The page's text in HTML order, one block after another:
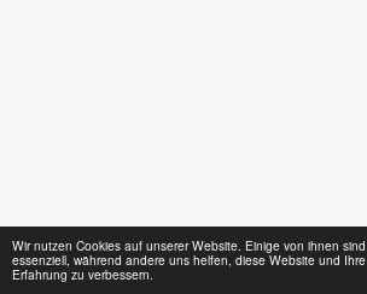
Wir nutzen Cookies auf unserer Website. Einige von ihnen sind
essenziell, während andere uns helfen, diese Website und Ihre
Erfahrung zu verbessern.